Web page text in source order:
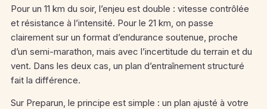
Pour un 11 km du soir, l’enjeu est double : vitesse contrôlée
et résistance à l’intensité. Pour le 21 km, on passe
clairement sur un format d’endurance soutenue, proche
d’un semi-marathon, mais avec l’incertitude du terrain et du
vent. Dans les deux cas, un plan d’entraînement structuré
fait la différence.
Sur Preparun, le principe est simple : un plan ajusté à votre